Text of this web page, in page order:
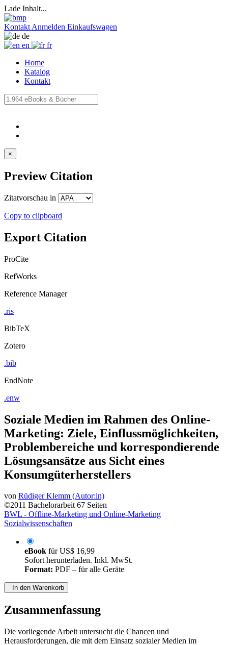
Lade Inhalt...
Kontakt Anmelden Einkaufswagen
de
en
fr
Home
Katalog
Kontakt
×
Preview Citation
Zitatvorschau in
Copy to clipboard
Export Citation
ProCite
RefWorks
Reference Manager
.ris
BibTeX
Zotero
.bib
EndNote
.enw
Soziale Medien im Rahmen des Online-
Marketing: Ziele, Einflussmöglichkeiten,
Problembereiche und korrespondierende
Lösungsansätze aus Sicht eines
Konsumgüterherstellers
vonRüdiger Klemm (Autor:in)
©2011 Bachelorarbeit
Sozialwissenschaften
eBookfürUS$ 16,99
Format:PDF – für alle Geräte
In den Warenkorb
Zusammenfassung